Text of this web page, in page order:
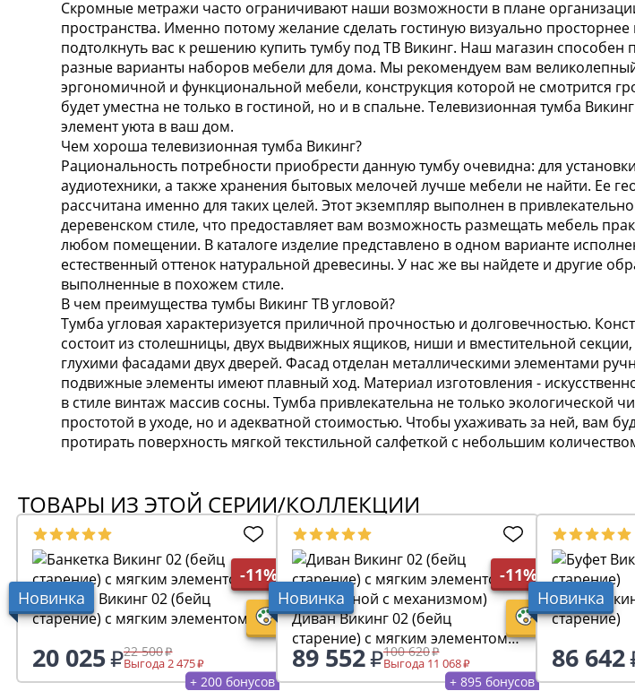
Скромные метражи часто ограничивают наши возможности в плане
пространства. Именно потому желание сделать гостиную визуально
подтолкнуть вас к решению купить тумбу под ТВ Викинг. Наш магазин способен
разные варианты наборов мебели для дома. Мы рекомендуем вам
эргономичной и функциональной мебели, конструкция которой не смотрится
будет уместна не только в гостиной, но и в спальне. Телевизионная тумба
элемент уюта в ваш дом.
Чем хороша телевизионная тумба Викинг?
Рациональность потребности приобрести данную тумбу очевидна: для
аудиотехники, а также хранения бытовых мелочей лучше мебели не найти. Ее
рассчитана именно для таких целей. Этот экземпляр выполнен в
деревенском стиле, что предоставляет вам возможность размещать мебель
любом помещении. В каталоге изделие представлено в одном варианте
естественный оттенок натуральной древесины. У нас же вы найдете и другие
выполненные в похожем стиле.
В чем преимущества тумбы Викинг ТВ угловой?
Тумба угловая характеризуется приличной прочностью и долговечностью.
состоит из столешницы, двух выдвижных ящиков, ниши и вместительной секции,
глухими фасадами двух дверей. Фасад отделан металлическими элементами
подвижные элементы имеют плавный ход. Материал изготовления -
в стиле винтаж массив сосны. Тумба привлекательна не только экологической
простотой в уходе, но и адекватной стоимостью. Чтобы ухаживать за ней, вам
протирать поверхность мягкой текстильной салфеткой с небольшим
ТОВАРЫ ИЗ ЭТОЙ СЕРИИ/КОЛЛЕКЦИИ
Новинка
-11%
Банкетка Викинг 02 (бейц
старение) с мягким элементом
20 025 22 500
Выгода 2 475
+ 200 бонусов
Новинка
-11%
Диван Викинг 02 (бейц
старение) с мягким элементом
(раскладной с механизмом)
89 552 100 620
Выгода 11 068
+ 895 бонусов
Новинка
Буфет
старение)
86 642